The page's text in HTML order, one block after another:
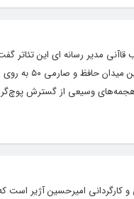
مدیر رسانه ای این تئاتر
وکارگردانی محمد امین اکبری از
وسیعی از گسترش